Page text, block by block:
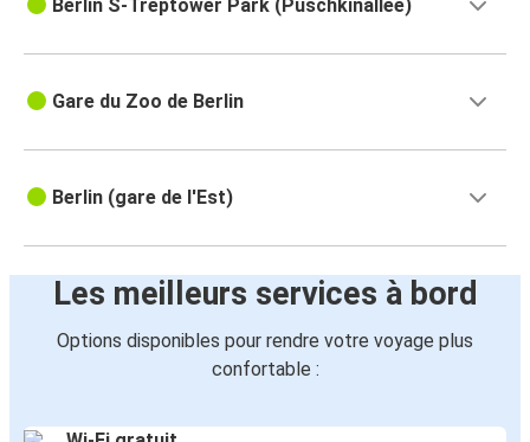
Berlin S-Treptower Park (Puschkinallee)
Gare du Zoo de Berlin
Berlin (gare de l'Est)
Les meilleurs services à bord
Options disponibles pour rendre votre voyage plus
confortable :